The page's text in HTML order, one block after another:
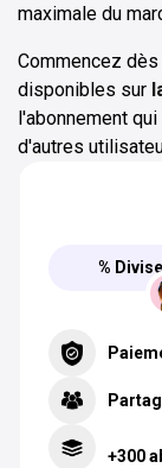
maximale du
Commencez
disponibles sur
l'abonnement
d'autres
%
+300